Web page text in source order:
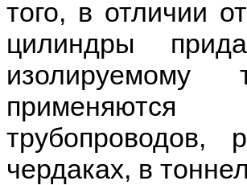
того, в отличии
цилиндры
изолируемому
применяются
трубопроводов,
чердаках, в